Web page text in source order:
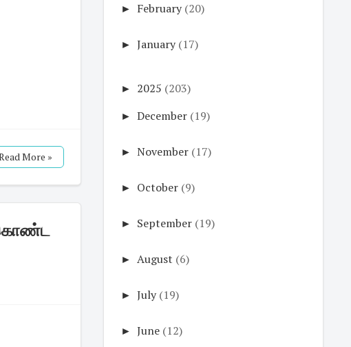
More »
► February (20)
► January (17)
► 2025 (203)
► December (19)
► November (17)
► October (9)
► September (19)
► August (6)
► July (19)
► June (12)